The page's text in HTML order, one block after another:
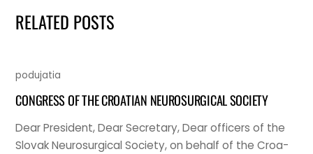
RELATED POSTS
podujatia
CONGRESS OF THE CROATIAN NEUROSURGICAL SOCIETY
Dear Pres­id­ent, Dear Sec­ret­ary, Dear officers of the
Slov­ak Neurosur­gic­al Soci­ety, on behalf of the Croa­